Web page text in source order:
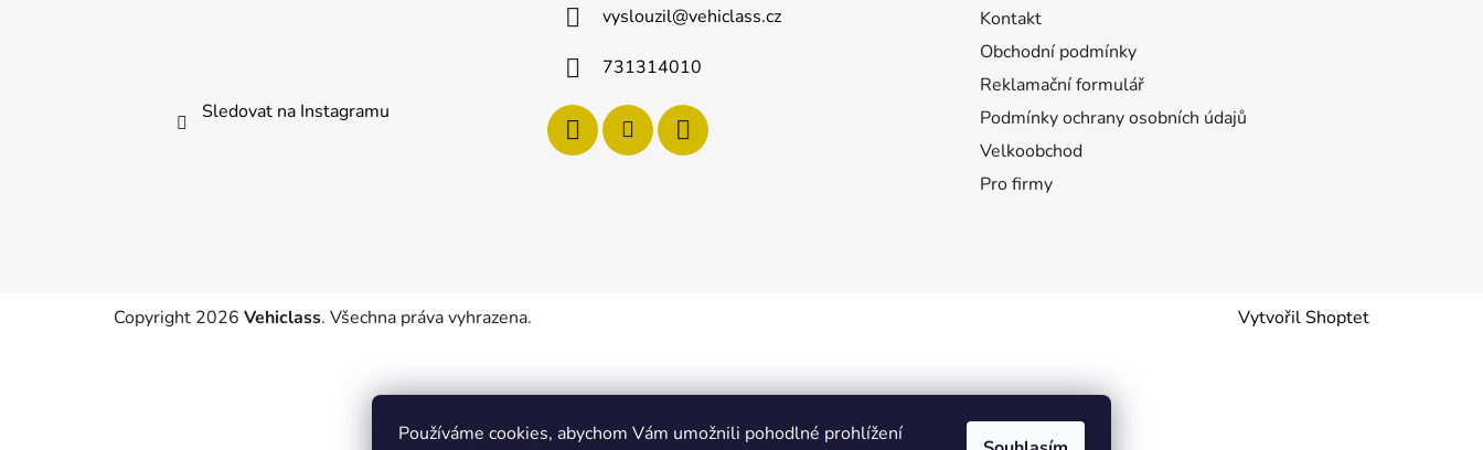
Používáme cookies, abychom Vám umožnili pohodlné prohlížení
Sledovat na Instagramu
vyslouzil@vehiclass.cz
731314010
Kontakt
Obchodní podmínky
Reklamační formulář
Podmínky ochrany osobních údajů
Velkoobchod
Pro firmy
Vytvořil Shoptet
Copyright 2026 Vehiclass. Všechna práva vyhrazena.